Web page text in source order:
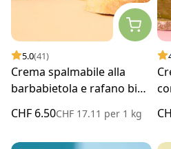
5.0(41)
Crema spalmabile alla
barbabietola e rafano bio
CHF 6.50CHF 17.11 per 1 kg